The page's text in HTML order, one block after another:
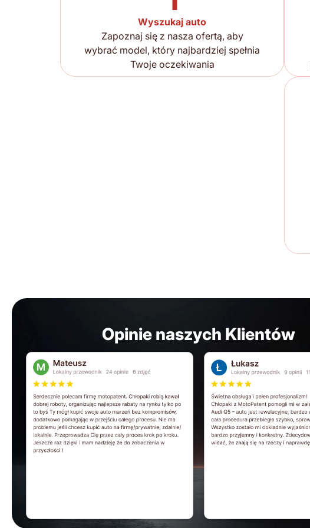
Wyszukaj auto
Zapoznaj się z nasza ofertą, aby
wybrać model, który najbardziej spełnia
Twoje oczekiwania
Opinie naszych Klientów